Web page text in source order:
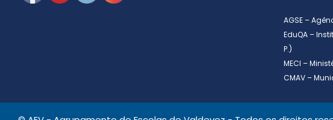
AGSE –
EduQA –
P.)
MECI –
CMAV –